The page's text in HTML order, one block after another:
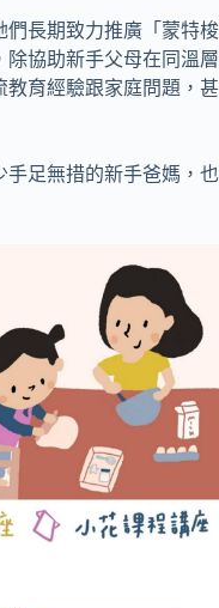
們長期致力推廣「蒙特梭
協助新手父母在同溫層
教育經驗跟家庭問題，甚
足無措的新手爸媽，也